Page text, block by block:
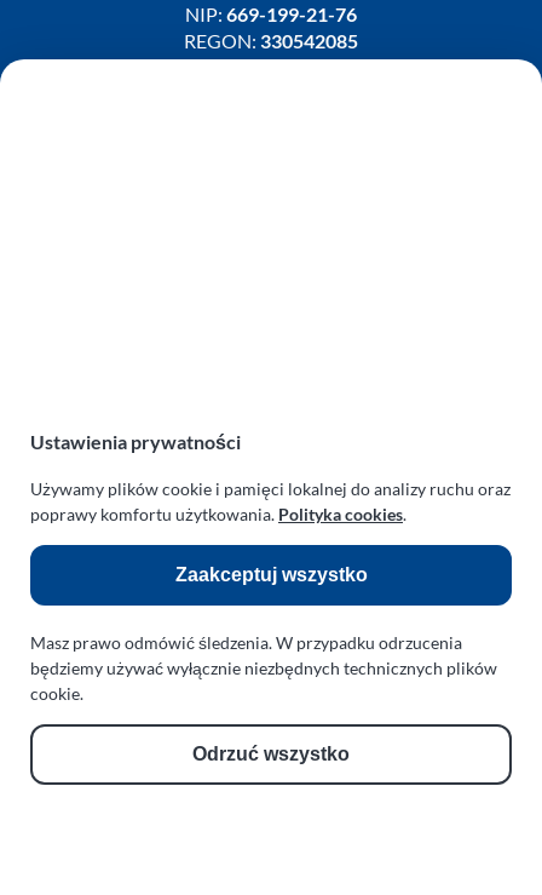
NIP: 669-199-21-76
REGON: 330542085
turboklinika.com.pl
Odnośniki:
Bolling Modellballone
Motopark Koszalin
Farma Agroturystyczna
Rodzina Wolarków
Ustawienia prywatności
Używamy plików cookie i pamięci lokalnej do analizy ruchu oraz
poprawy komfortu użytkowania. Polityka cookies.
Zaakceptuj wszystko
Masz prawo odmówić śledzenia. W przypadku odrzucenia
będziemy używać wyłącznie niezbędnych technicznych plików
cookie.
Odrzuć wszystko